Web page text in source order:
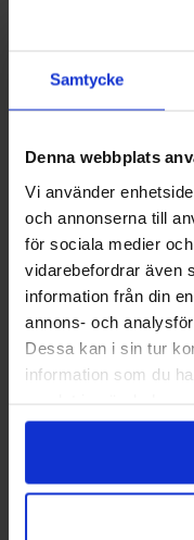
Samtycke
Denna webbplats
Vi använder
och annonserna till
för sociala medier
vidarebefordrar även
information från din
annons- och
Dessa kan i sin tur
information som du
större värmepannor
fastigheter. Eftersom
småhus eller som
Installation
Vid planering av
elanslutning, plats för
service. PBS Svensk
vilket underlag som
kontroller som bör
samarbetar gärna
säkerställa ett smidigt
Regelbunden översikt
rekommenderar att
rekommendationer för